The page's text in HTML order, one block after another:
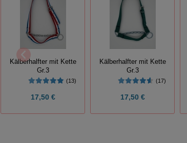
Kälberhalfter mit Kette
Gr.3
(13)
17,50 €
Kälberhalfter mit Kette
Gr.3
(17)
17,50 €